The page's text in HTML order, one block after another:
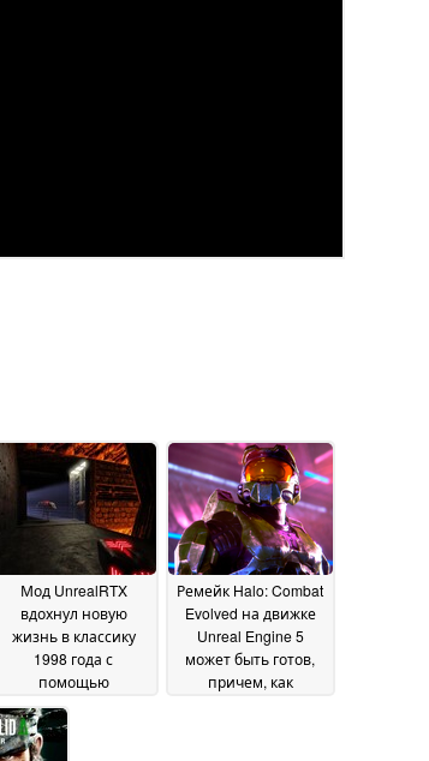
Мод UnrealRTX
вдохнул новую
жизнь в классику
1998 года с
помощью
освещения с
трассировкой лучей
24 October 2025
Ремейк Halo: Combat
Evolved на движке
Unreal Engine 5
может быть готов,
причем, как